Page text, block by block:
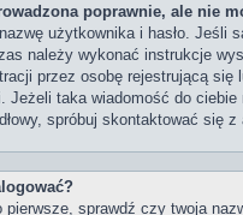
poprawnie, ale nie
użytkownika i hasło. Jeśli
należy wykonać instrukcje
przez osobę rejestrującą
taka wiadomość do ciebie
spróbuj skontaktować się z
sprawdź czy twoja